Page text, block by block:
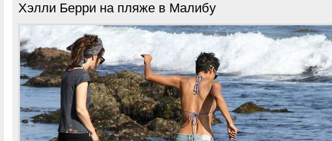
Хэлли Берри на пляже в Малибу